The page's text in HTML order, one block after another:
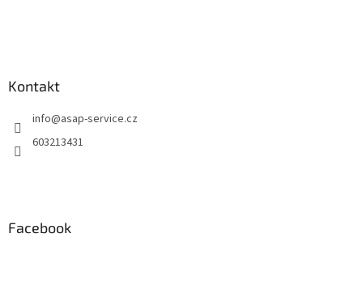
Kontakt
info@asap-service.cz
603213431
Facebook